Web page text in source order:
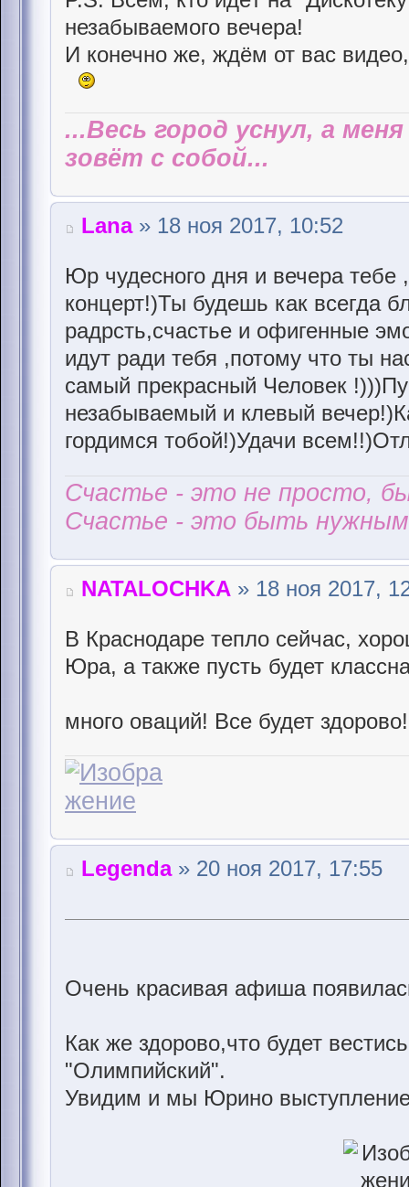
незабываемого вечера!
И конечно же, ждём от вас
...Весь город уснул, а
зовёт с собой...
Lana» 18 ноя 2017, 10:52
Юр чудесного дня и вечера тебе
концерт!)Ты будешь как всегда
радрсть,счастье и офигенные
идут ради тебя ,потому что ты
самый прекрасный Человек
незабываемый и клевый
гордимся тобой!)Удачи
Счастье - это не просто,
Счастье - это быть
NATALOCHKA » 18 ноя 2017,
В Краснодаре тепло сейчас,
Юра, а также пусть будет
много оваций! Все будет
Legenda» 20 ноя 2017, 17:55
Очень красивая афиша
Как же здорово,что будет
"Олимпийский".
Увидим и мы Юрино